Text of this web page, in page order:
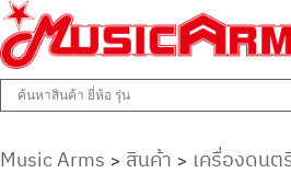
Music Arms
ศูนย์รวมครื่องดนตรีทุกชนิด ตั้งแต่เริ่มต้น
Music Arms > สินค้า > เครื่องดนต